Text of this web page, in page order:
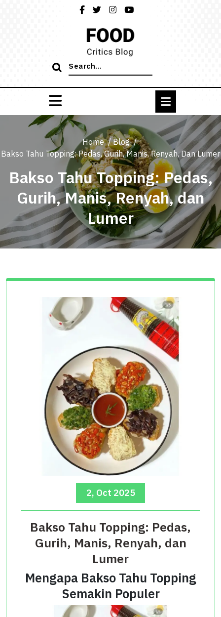
Search
for:
Home/Blog/
Bakso Tahu Topping: Pedas, Gurih, Manis, Renyah, Dan Lumer
Bakso Tahu Topping: Pedas,
Gurih, Manis, Renyah, dan
Lumer
2, Oct 2025
Bakso Tahu Topping: Pedas,
Gurih, Manis, Renyah, dan
Lumer
Mengapa Bakso Tahu Topping
Semakin Populer